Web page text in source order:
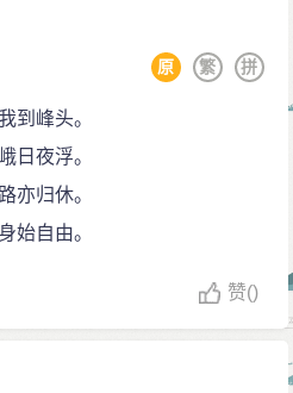
拼
繁
原
到峰头。
日夜浮。
亦归休。
始自由。
赞()